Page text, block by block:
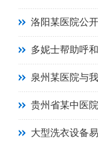
洛阳某医院公
多妮士帮助呼
泉州某医院与
贵州省某中医
大型洗衣设备